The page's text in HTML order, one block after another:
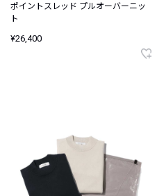
ポイントスレッド プルオーバーニッ
ト
¥26,400